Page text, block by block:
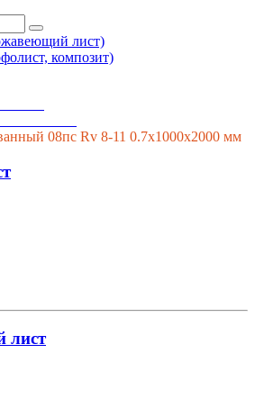
лист)
композит)
08пс Rv 8-11 0.7х1000х2000 мм
лист